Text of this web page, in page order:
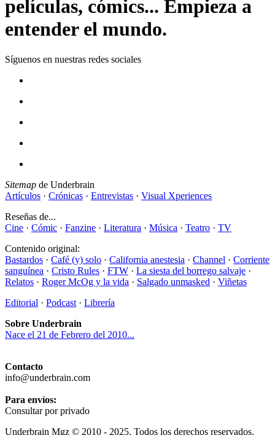
películas, cómics... Empieza a
entender el mundo.
Síguenos en nuestras redes sociales
Sitemap de Underbrain
Artículos · Crónicas · Entrevistas · Visual Xperiences
Reseñas de...
Cine · Cómic · Fanzine · Literatura · Música · Teatro · TV
Contenido original:
Bastardos · Café (y) solo · California anestesia · Channel · Corriente
sanguínea · Cristo Rules · FTW · La siesta del borrego salvaje ·
Relatos · Roger McOg y la vida · Salgado unmasked · Viñetas
Editorial · Podcast · Librería
Sobre Underbrain
Nace el 21 de Febrero del 2010...
Contacto
info@underbrain.com
Para envíos:
Consultar por privado
Underbrain Mgz © 2010 - 2025. Todos los derechos reservados.